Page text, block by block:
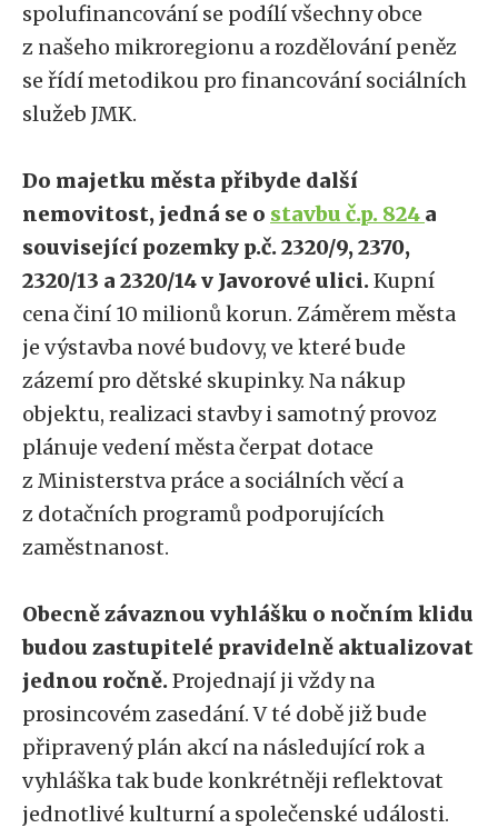
spolufinancování se podílí všechny obce
z našeho mikroregionu a rozdělování peněz
se řídí metodikou pro financování sociálních
služeb JMK.
Do majetku města přibyde další
nemovitost, jedná se o stavbu č.p. 824 a
související pozemky p.č. 2320/9, 2370,
2320/13 a 2320/14 v Javorové ulici.Kupní
cena činí 10 milionů korun. Záměrem města
je výstavba nové budovy, ve které bude
zázemí pro dětské skupinky. Na nákup
objektu, realizaci stavby i samotný provoz
plánuje vedení města čerpat dotace
z Ministerstva práce a sociálních věcí a
z dotačních programů podporujících
zaměstnanost.
Obecně závaznou vyhlášku o nočním klidu
budou zastupitelé pravidelně aktualizovat
jednou ročně.Projednají ji vždy na
prosincovém zasedání. V té době již bude
připravený plán akcí na následující rok a
vyhláška tak bude konkrétněji reflektovat
jednotlivé kulturní a společenské události.